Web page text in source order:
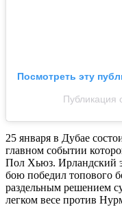
Посмотреть эту
Публикация
25 января в Дубае
главном событии
Пол Хьюз. Ирландский
бою победил топового
раздельным решением
легком весе против